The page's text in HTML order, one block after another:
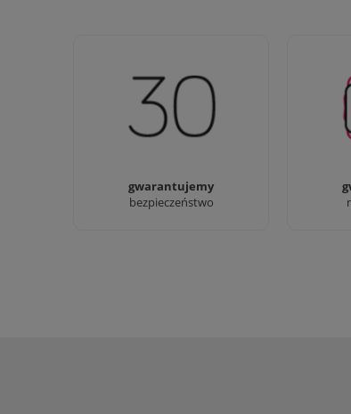
gwarantujemy
bezpieczeństwo
Jesteśmy firmą z 30-letnim
doświadczeniem
Ciężko